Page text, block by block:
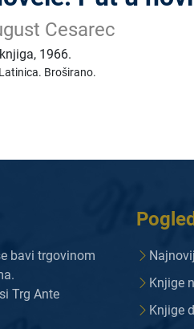
Cesarec
, 1966.
Latinica. Broširano.
bavi trgovinom
Trg Ante
Knjige
Knjige